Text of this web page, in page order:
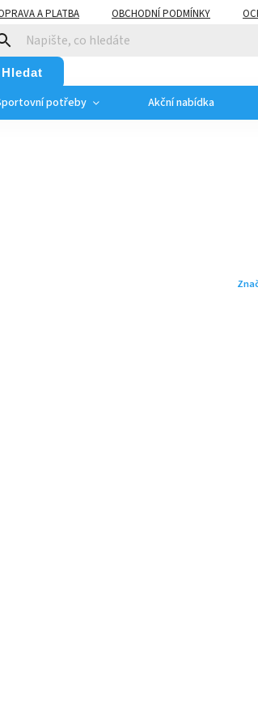
A PLATBA OBCHODNÍ PODMÍNKY
Hledat
potřeby Akční nabídka